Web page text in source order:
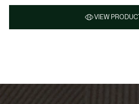
VIEW PRODUCT